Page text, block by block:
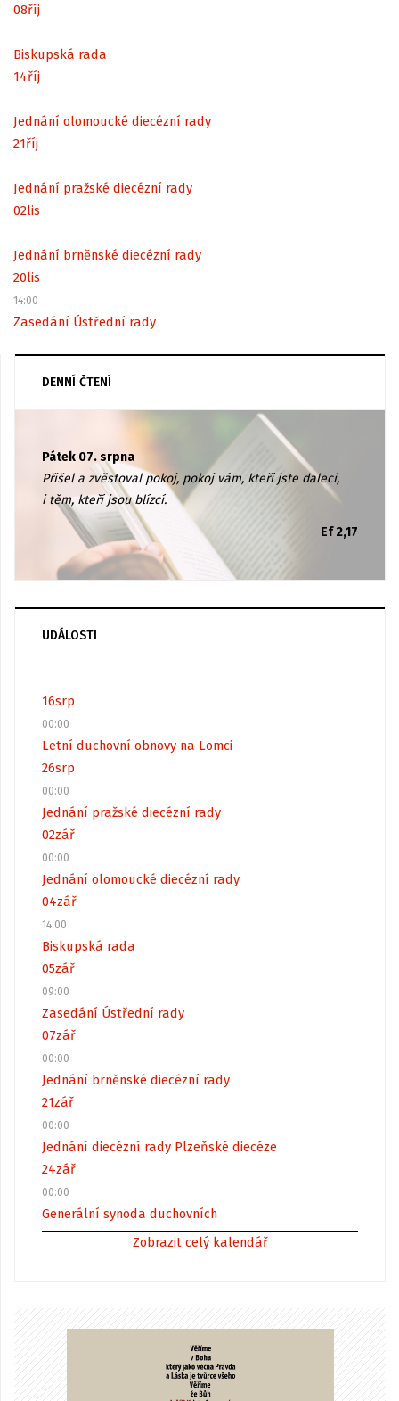
08říj
Biskupská rada
14říj
Jednání olomoucké diecézní rady
21říj
Jednání pražské diecézní rady
02lis
Jednání brněnské diecézní rady
20lis
14:00
Zasedání Ústřední rady
DENNÍ ČTENÍ
Pátek 07. srpna
Přišel a zvěstoval pokoj, pokoj vám, kteří jste dalecí,
i těm, kteří jsou blízcí.
Ef 2,17
UDÁLOSTI
16srp
00:00
Letní duchovní obnovy na Lomci
26srp
00:00
Jednání pražské diecézní rady
02zář
00:00
Jednání olomoucké diecézní rady
04zář
14:00
Biskupská rada
05zář
09:00
Zasedání Ústřední rady
07zář
00:00
Jednání brněnské diecézní rady
21zář
00:00
Jednání diecézní rady Plzeňské diecéze
24zář
00:00
Generální synoda duchovních
Zobrazit celý kalendář